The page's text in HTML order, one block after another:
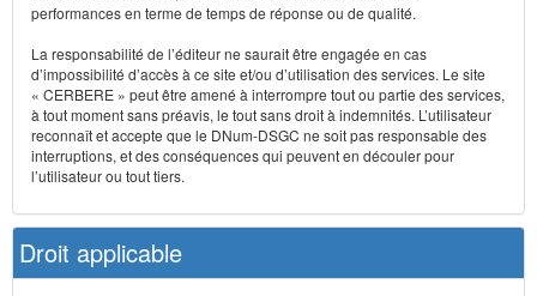
performances en terme de temps de réponse ou de qualité.
La responsabilité de l’éditeur ne saurait être engagée en cas
d’impossibilité d’accès à ce site et/ou d’utilisation des services. Le site
« CERBERE » peut être amené à interrompre tout ou partie des services,
à tout moment sans préavis, le tout sans droit à indemnités. L’utilisateur
reconnaît et accepte que le DNum-DSGC ne soit pas responsable des
interruptions, et des conséquences qui peuvent en découler pour
l’utilisateur ou tout tiers.
Droit applicable